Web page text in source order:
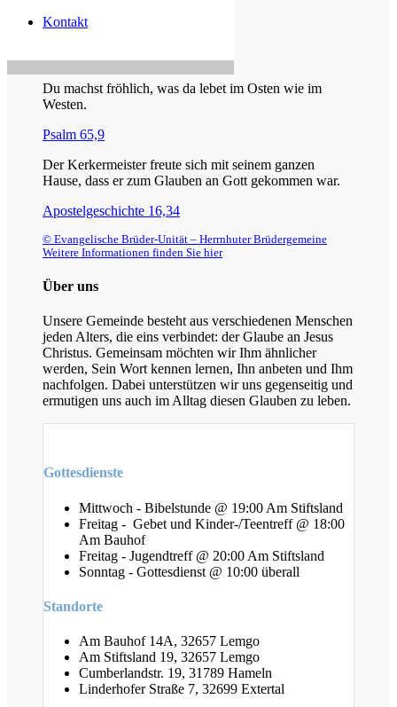
Kontakt
Du machst fröhlich, was da lebet im Osten wie im
Westen.
Psalm 65,9
Der Kerkermeister freute sich mit seinem ganzen
Hause, dass er zum Glauben an Gott gekommen war.
Apostelgeschichte 16,34
© Evangelische Brüder-Unität – Herrnhuter Brüdergemeine
Weitere Informationen finden Sie hier
Über uns
Unsere Gemeinde besteht aus verschiedenen Menschen
jeden Alters, die eins verbindet: der Glaube an Jesus
Christus. Gemeinsam möchten wir Ihm ähnlicher
werden, Sein Wort kennen lernen, Ihn anbeten und Ihm
nachfolgen. Dabei unterstützen wir uns gegenseitig und
ermutigen uns auch im Alltag diesen Glauben zu leben.
Gottesdienste
Mittwoch - Bibelstunde @ 19:00 Am Stiftsland
Freitag - Gebet und Kinder-/Teentreff @ 18:00
Am Bauhof
Freitag - Jugendtreff @ 20:00 Am Stiftsland
Sonntag - Gottesdienst @ 10:00 überall
Standorte
Am Bauhof 14A, 32657 Lemgo
Am Stiftsland 19, 32657 Lemgo
Cumberlandstr. 19, 31789 Hameln
Linderhofer Straße 7, 32699 Extertal